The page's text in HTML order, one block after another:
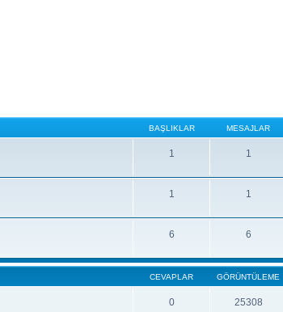
BAŞLIKLAR MESAJLAR
1 1
1 1
6 6
CEVAPLAR GÖRÜNTÜLEME
0 25308